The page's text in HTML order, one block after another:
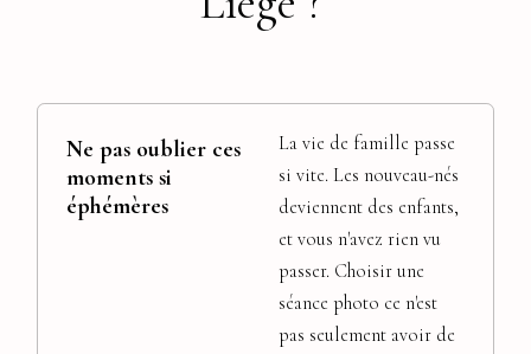
Ne pas oublier ces
moments si
éphémères
La vie de famille passe
si vite. Les nouveau-nés
deviennent des enfants,
et vous n'avez rien vu
passer. Choisir une
séance photo ce n'est
pas seulement avoir de